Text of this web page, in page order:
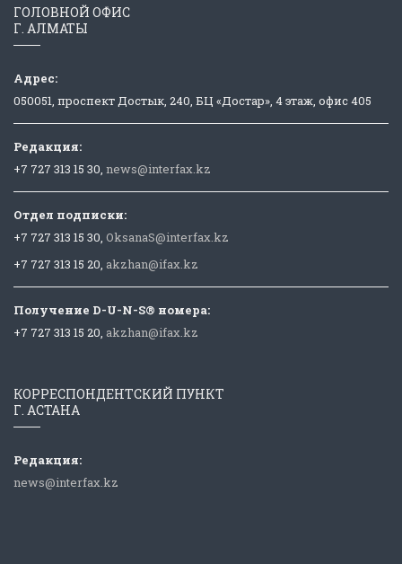
ГОЛОВНОЙ ОФИС
Г. АЛМАТЫ
Адрес:
050051, проспект Достык, 240, БЦ «Достар», 4 этаж, офис 405
Редакция:
+7 727 313 15 30, news@interfax.kz
Отдел подписки:
+7 727 313 15 30, OksanaS@interfax.kz
+7 727 313 15 20, akzhan@ifax.kz
Получение D-U-N-S® номера:
+7 727 313 15 20, akzhan@ifax.kz
КОРРЕСПОНДЕНТСКИЙ ПУНКТ
Г. АСТАНА
Редакция:
news@interfax.kz